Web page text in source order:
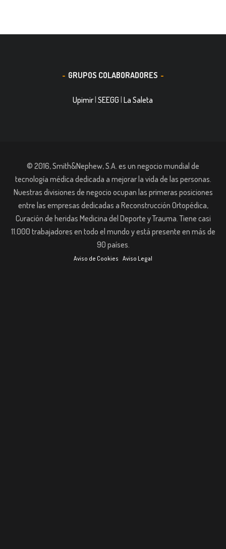
GRUPOS COLABORADORES
Upimir|SEEGG |La Saleta
© 2016, Smith&Nephew, S.A. es un negocio mundial de
tecnología médica dedicada a mejorar la vida de las personas.
Nuestras divisiones de negocio ocupan las primeras posiciones
entre las empresas dedicadas a Reconstrucción Ortopédica,
Curación de heridas Medicina del Deporte y Trauma. Tiene casi
11.000 trabajadores en todo el mundo y está presente en más de
90 países.
Aviso de Cookies Aviso Legal